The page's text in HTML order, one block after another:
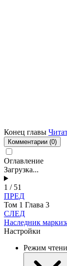
Конец главы
Комментарии (0)
Оглавление
Загрузка...
1 / 51
ПРЕД
Том 1 Глава 3
СЛЕД
Наследник
Настройки
Режим